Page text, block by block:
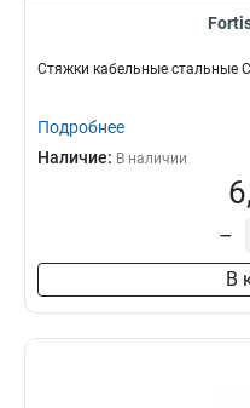
Стяжки кабельные стальные
Подробнее
Наличие: В наличии
–
В